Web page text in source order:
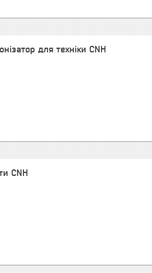
для техніки CNH
CNH